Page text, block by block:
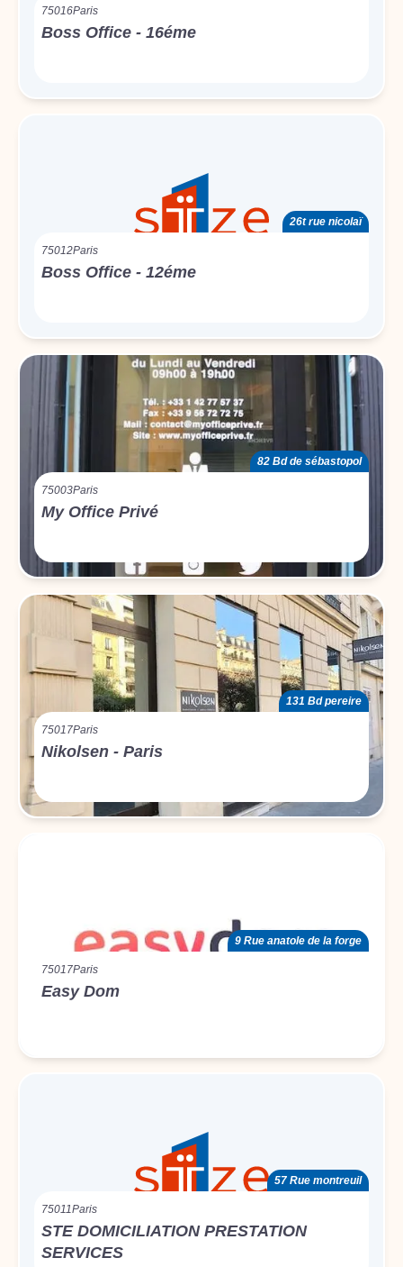
75016Paris
Boss Office - 16éme
26t rue nicolaï
75012Paris
Boss Office - 12éme
82 Bd de sébastopol
75003Paris
My Office Privé
131 Bd pereire
75017Paris
Nikolsen - Paris
9 Rue anatole de la forge
75017Paris
Easy Dom
57 Rue montreuil
75011Paris
STE DOMICILIATION PRESTATION
SERVICES